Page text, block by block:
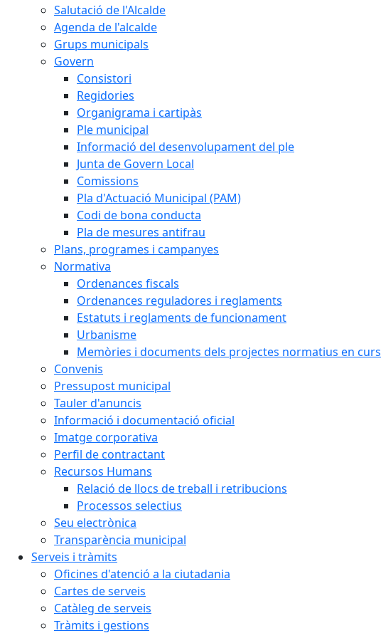
Salutació de l'Alcalde
Agenda de l'alcalde
Grups municipals
Govern
Consistori
Regidories
Organigrama i cartipàs
Ple municipal
Informació del desenvolupament del ple
Junta de Govern Local
Comissions
Pla d'Actuació Municipal (PAM)
Codi de bona conducta
Pla de mesures antifrau
Plans, programes i campanyes
Normativa
Ordenances fiscals
Ordenances reguladores i reglaments
Estatuts i reglaments de funcionament
Urbanisme
Memòries i documents dels projectes normatius en curs
Convenis
Pressupost municipal
Tauler d'anuncis
Informació i documentació oficial
Imatge corporativa
Perfil de contractant
Recursos Humans
Relació de llocs de treball i retribucions
Processos selectius
Seu electrònica
Transparència municipal
Serveis i tràmits
Oficines d'atenció a la ciutadania
Cartes de serveis
Catàleg de serveis
Tràmits i gestions